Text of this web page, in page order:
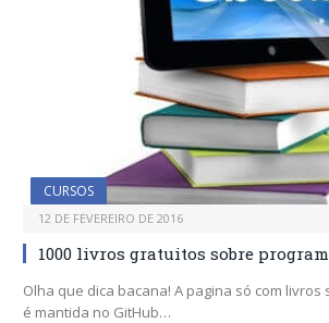
CURSOS
12 DE FEVEREIRO DE 2016
1000 livros gratuitos sobre
Olha que dica bacana! A pagina só com
é mantida no GitHub…